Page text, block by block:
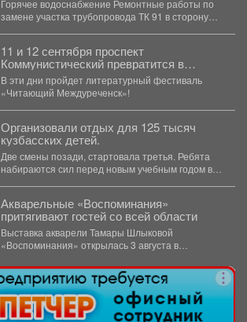
Горячее водоснабжение Ремонтные работы по
замене участка трубопровода ТК 91 в сторону
11 и 12 сентября проспект
Коммунистический превратится в
огромную литературную сцену под
открытым небом.
В эти дни пройдет литературный фестиваль
«Читающий Междуреченск»!
Организовали отдых для 125 тысяч
кузбасских детей.
Две смены позади, стартовала третья. Ребята
набираются сил перед новым учебным годом в
Акварельные «Воспоминания»
притягивают гостей со всей области
Выставка акварели Тамары Шлыковой
«Воспоминания» открылась 3 августа в